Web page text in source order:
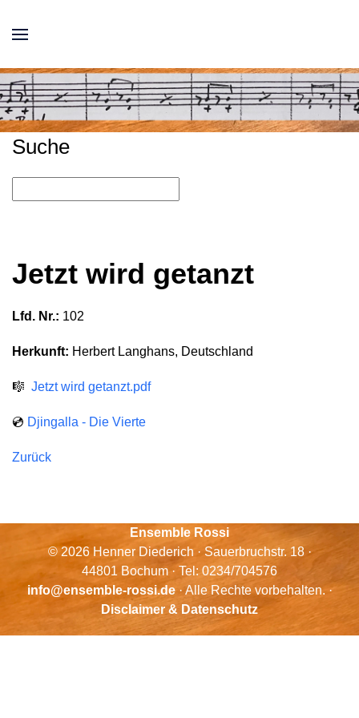
Suche
Jetzt wird getanzt
Lfd. Nr.: 102
Herkunft: Herbert Langhans, Deutschland
🎼 Jetzt wird getanzt.pdf
💿 Djingalla - Die Vierte
Zurück
Ensemble Rossi
© 2026 Henner Diederich · Sauerbruchstr. 18 ·
44801 Bochum · Tel: 0234/704576
info@ensemble-rossi.de· Alle Rechte vorbehalten. ·
Disclaimer & Datenschutz